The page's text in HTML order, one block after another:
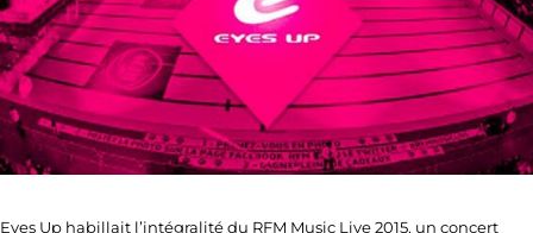
Eyes Up habillait l’intégralité du RFM Music Live 2015, un concert